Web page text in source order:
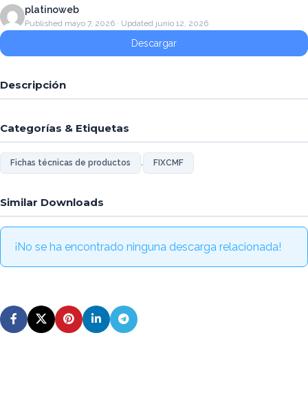
platinoweb
Published mayo 7, 2026 · Updated junio 12, 2026
Descargar
Descripción
Categorías & Etiquetas
Fichas técnicas de productos , FIXCMF
Similar Downloads
¡No se ha encontrado ninguna descarga relacionada!